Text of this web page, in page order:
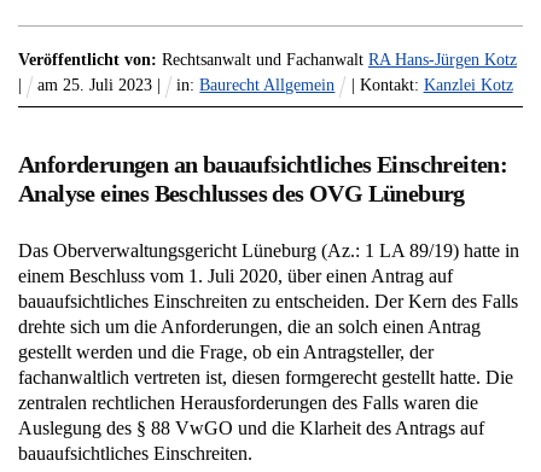
Veröffentlicht von: Rechtsanwalt und Fachanwalt RA Hans-Jürgen Kotz
am25.Juli 2023 in:Baurecht Allgemein | Kontakt: Kanzlei Kotz
Anforderungen an bauaufsichtliches Einschreiten:
Analyse eines Beschlusses des OVG Lüneburg
Das Oberverwaltungsgericht Lüneburg (Az.: 1 LA 89/19) hatte in
einem Beschluss vom 1. Juli 2020, über einen Antrag auf
bauaufsichtliches Einschreiten zu entscheiden. Der Kern des Falls
drehte sich um die Anforderungen, die an solch einen Antrag
gestellt werden und die Frage, ob ein Antragsteller, der
fachanwaltlich vertreten ist, diesen formgerecht gestellt hatte. Die
zentralen rechtlichen Herausforderungen des Falls waren die
Auslegung des § 88 VwGO und die Klarheit des Antrags auf
bauaufsichtliches Einschreiten.